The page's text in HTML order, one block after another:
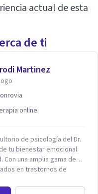
actual de esta
de ti
Martinez
online
de psicología del Dr.
tu bienestar emocional
una amplia gama de
en trastornos de
dedicados a ofrecerte el